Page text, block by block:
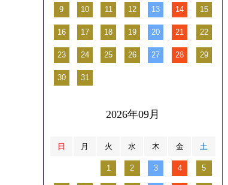
9 10 11 12 13 14 15
16 17 18 19 20 21 22
23 24 25 26 27 28 29
30 31
2026年09月
日 月 火 水 木 金 土
1 2 3 4 5